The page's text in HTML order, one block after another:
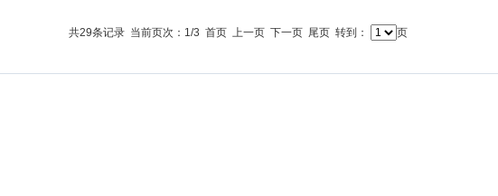
共29条记录 当前页次：1/3 首页 上一页 下一页 尾页 转到： 页